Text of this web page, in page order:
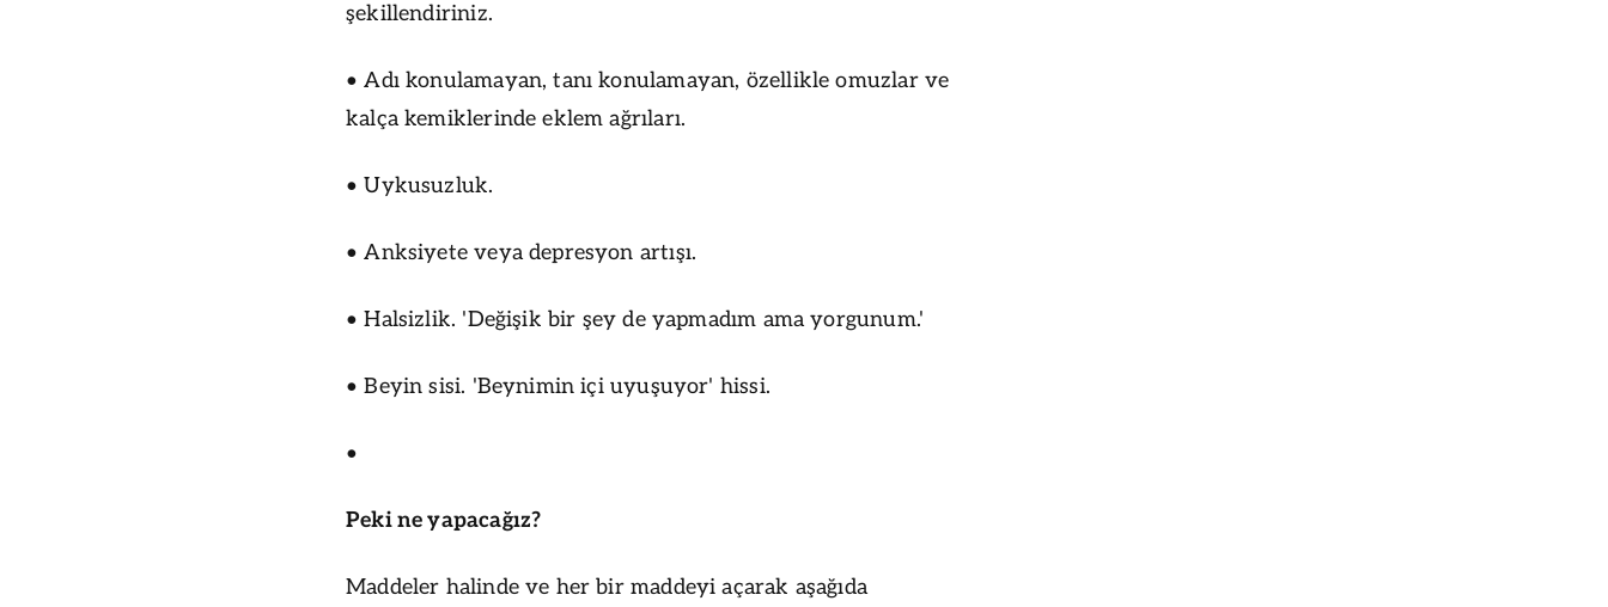
şekillendiriniz.
• Adı konulamayan, tanı konulamayan, özellikle omuzlar ve
kalça kemiklerinde eklem ağrıları.
• Uykusuzluk.
• Anksiyete veya depresyon artışı.
• Halsizlik. 'Değişik bir şey de yapmadım ama yorgunum.'
• Beyin sisi. 'Beynimin içi uyuşuyor' hissi.
•
Peki ne yapacağız?
Maddeler halinde ve her bir maddeyi açarak aşağıda